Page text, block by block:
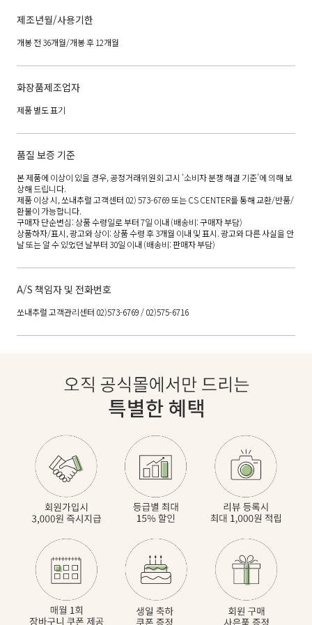
제조년월/사용기한
개봉 전 36개월/개봉 후 12개월
화장품제조업자
제품 별도 표기
품질 보증 기준
본 제품에 이상이 있을 경우, 공정거래위원회 고시 '소비자 분쟁 해결 기준'에 의해 보
상해 드립니다.
제품 이상 시, 쏘내추럴 고객센터 02) 573-6769 또는 CS CENTER를 통해 교환/반품/
환불이 가능합니다.
구매자 단순변심: 상품 수령일로 부터 7일 이내 (배송비: 구매자 부담)
상품하자/표시, 광고와 상이: 상품 수령 후 3개월 이내 및 표시. 광고와 다른 사실을 안
날 또는 알 수 있었던 날부터 30일 이내 (배송비: 판매자 부담)
A/S 책임자 및 전화번호
쏘내추럴 고객관리센터 02)573-6769 / 02)575-6716